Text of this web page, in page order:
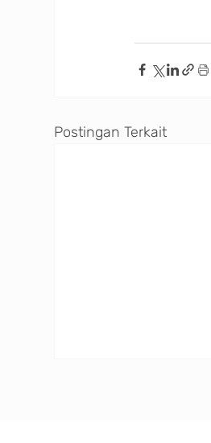
Postingan Terkait